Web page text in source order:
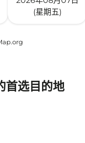
(星期五)
选目的地